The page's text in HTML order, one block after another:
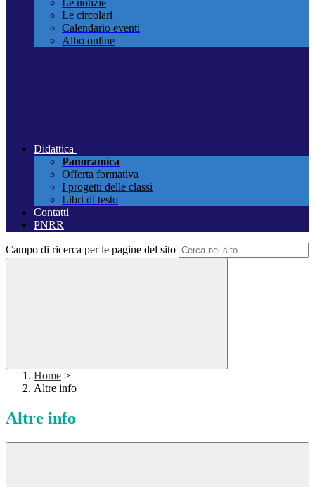
Le notizie
Le circolari
Calendario eventi
Albo online
Didattica
Panoramica
Offerta formativa
I progetti delle classi
Libri di testo
Contatti
PNRR
Campo di ricerca per le pagine del sito
Home >
Altre info
Altre info